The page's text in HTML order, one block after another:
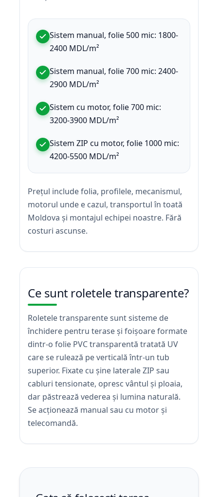
Sistem manual, folie 500 mic: 1800-
2400 MDL/m²
Sistem manual, folie 700 mic: 2400-
2900 MDL/m²
Sistem cu motor, folie 700 mic:
3200-3900 MDL/m²
Sistem ZIP cu motor, folie 1000 mic:
4200-5500 MDL/m²
Prețul include folia, profilele, mecanismul,
motorul unde e cazul, transportul în toată
Moldova și montajul echipei noastre. Fără
costuri ascunse.
Ce sunt roletele transparente?
Roletele transparente sunt sisteme de
închidere pentru terase și foișoare formate
dintr-o folie PVC transparentă tratată UV
care se rulează pe verticală într-un tub
superior. Fixate cu șine laterale ZIP sau
cabluri tensionate, opresc vântul și ploaia,
dar păstrează vederea și lumina naturală.
Se acționează manual sau cu motor și
telecomandă.